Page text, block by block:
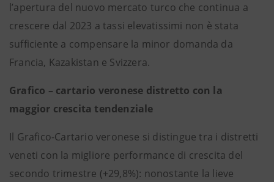
l’apertura del nuovo mercato turco che continua a
crescere dal 2023 a tassi elevatissimi non è stata
sufficiente a compensare la minor domanda da
Francia, Kazakistan e Svizzera.
Grafico – cartario veronese distretto con la
maggior crescita tendenziale
Il Grafico-Cartario veronese si distingue tra i distretti
veneti con la migliore performance di crescita del
secondo trimestre (+29,8%): nonostante la lieve